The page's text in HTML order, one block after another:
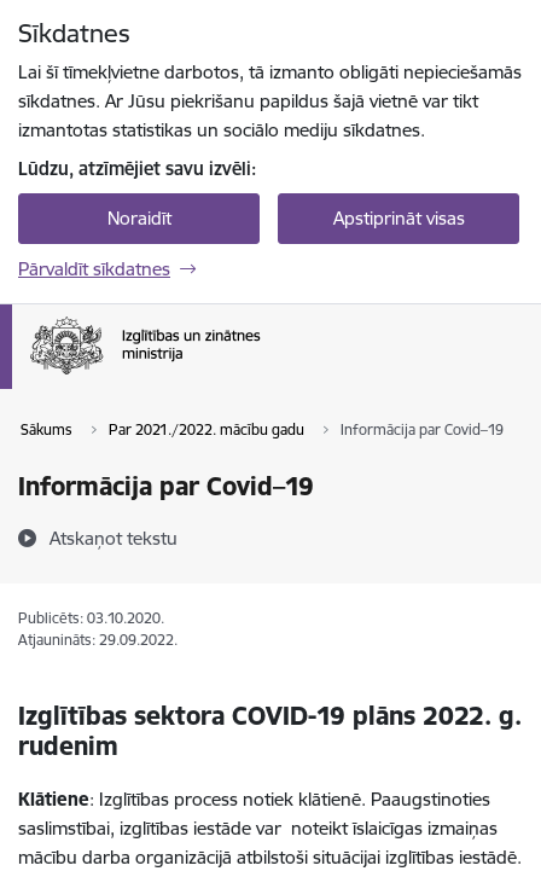
Sīkdatnes
Lai šī tīmekļvietne darbotos, tā izmanto obligāti nepieciešamās
sīkdatnes. Ar Jūsu piekrišanu papildus šajā vietnē var tikt
izmantotas statistikas un sociālo mediju sīkdatnes.
Lūdzu, atzīmējiet savu izvēli:
Noraidīt Apstiprināt visas
Pārvaldīt sīkdatnes
Sākums Par 2021./2022. mācību gadu Informācija par Covid–19
Informācija par Covid–19
Atskaņot tekstu
Publicēts: 03.10.2020.
Atjaunināts: 29.09.2022.
Izglītības sektora COVID-19 plāns 2022. g.
rudenim
Klātiene: Izglītības process notiek klātienē. Paaugstinoties
saslimstībai, izglītības iestāde var noteikt īslaicīgas izmaiņas
mācību darba organizācijā atbilstoši situācijai izglītības iestādē.